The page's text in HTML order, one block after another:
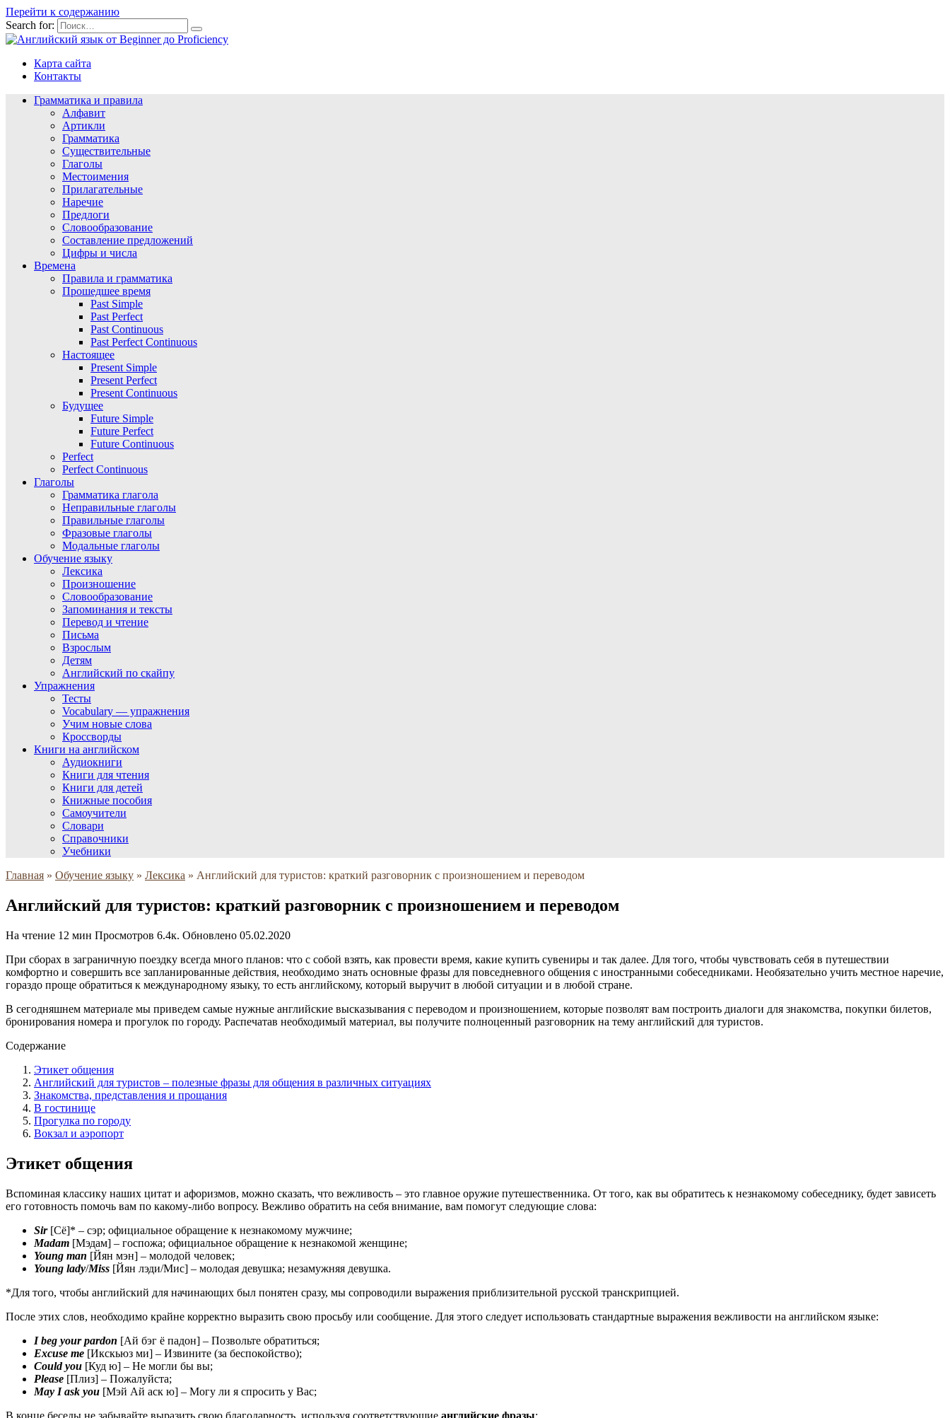
Перейти к содержанию
Search for:
Карта сайта
Контакты
Грамматика и правила
Алфавит
Артикли
Грамматика
Существительные
Глаголы
Местоимения
Прилагательные
Наречие
Предлоги
Словообразование
Составление предложений
Цифры и числа
Времена
Правила и грамматика
Прошедшее время
Past Simple
Past Perfect
Past Continuous
Past Perfect Continuous
Настоящее
Present Simple
Present Perfect
Present Continuous
Будущее
Future Simple
Future Perfect
Future Continuous
Perfect
Perfect Continuous
Глаголы
Грамматика глагола
Неправильные глаголы
Правильные глаголы
Фразовые глаголы
Модальные глаголы
Обучение языку
Лексика
Произношение
Словообразование
Запоминания и тексты
Перевод и чтение
Письма
Взрослым
Детям
Английский по скайпу
Упражнения
Тесты
Vocabulary — упражнения
Учим новые слова
Кроссворды
Книги на английском
Аудиокниги
Книги для чтения
Книги для детей
Книжные пособия
Самоучители
Словари
Справочники
Учебники
Главная » Обучение языку » Лексика » Английский для туристов: краткий разговорник с произношением и переводом
Английский для туристов: краткий разговорник с произношением и переводом
На чтение 12 мин Просмотров 6.4к. Обновлено 05.02.2020
При сборах в заграничную поездку всегда много планов: что с собой взять, как провести время, какие купить сувениры и так далее. Для того, чтобы чувствовать себя в путешествии
комфортно и совершить все запланированные действия, необходимо знать основные фразы для повседневного общения с иностранными собеседниками. Необязательно учить местное наречие,
гораздо проще обратиться к международному языку, то есть английскому, который выручит в любой ситуации и в любой стране.
В сегодняшнем материале мы приведем самые нужные английские высказывания с переводом и произношением, которые позволят вам построить диалоги для знакомства, покупки билетов,
бронирования номера и прогулок по городу. Распечатав необходимый материал, вы получите полноценный разговорник на тему английский для туристов.
Содержание
Этикет общения
Английский для туристов – полезные фразы для общения в различных ситуациях
Знакомства, представления и прощания
В гостинице
Прогулка по городу
Вокзал и аэропорт
Этикет общения
Вспоминая классику наших цитат и афоризмов, можно сказать, что вежливость – это главное оружие путешественника. От того, как вы обратитесь к незнакомому собеседнику, будет зависеть
его готовность помочь вам по какому-либо вопросу. Вежливо обратить на себя внимание, вам помогут следующие слова:
Sir[Сё]* – сэр; официальное обращение к незнакомому мужчине;
Madam [Мэдам] – госпожа; официальное обращение к незнакомой женщине;
Young man [Йян мэн] – молодой человек;
Young lady/Miss [Йян лэди/Мис] – молодая девушка; незамужняя девушка.
*Для того, чтобы английский для начинающих был понятен сразу, мы сопроводили выражения приблизительной русской транскрипцией.
После этих слов, необходимо крайне корректно выразить свою просьбу или сообщение. Для этого следует использовать стандартные выражения вежливости на английском языке:
Ibeg yourpardon [Ай бэг ё падон] – Позвольте обратиться;
Excuse me [Икскьюз ми] – Извините (за беспокойство);
Couldyou [Куд ю] – Не могли бы вы;
Please [Плиз] – Пожалуйста;
May Iask you [Мэй Ай аск ю] – Могу ли я спросить у Вас;
В конце беседы не забывайте выразить свою благодарность, используя соответствующие английские фразы: